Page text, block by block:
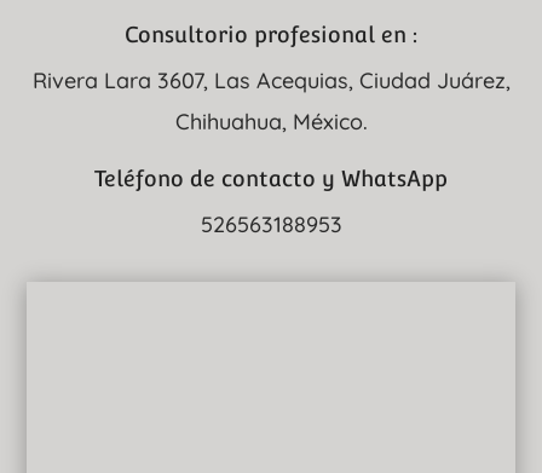
Consultorio profesional en :
Rivera Lara 3607, Las Acequias, Ciudad Juárez,
Chihuahua, México.
Teléfono de contacto y WhatsApp
526563188953